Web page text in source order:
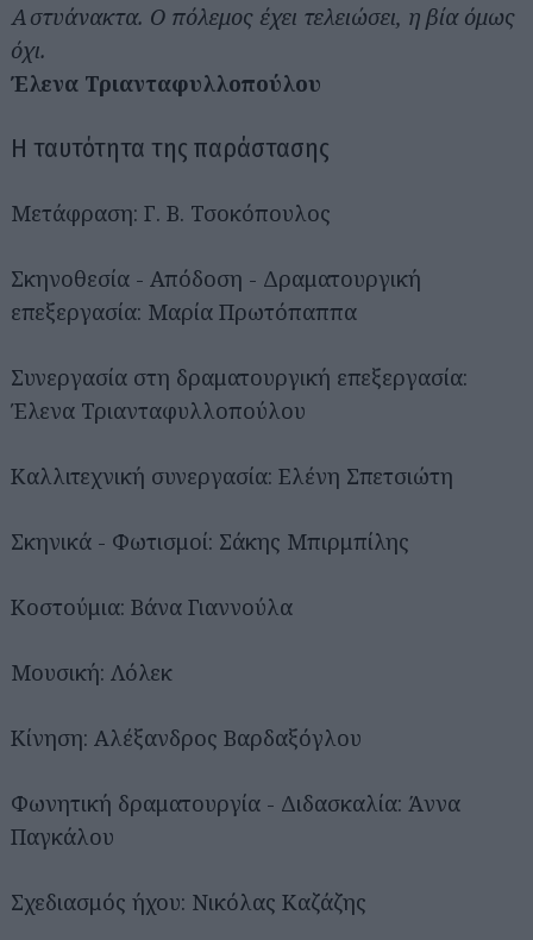
Αστυάνακτα. Ο πόλεμος έχει τελειώσει, η βία όμως
όχι.
Έλενα Τριανταφυλλοπούλου
Η ταυτότητα της παράστασης
Μετάφραση: Γ. Β. Τσοκόπουλος
Σκηνοθεσία - Απόδοση - Δραματουργική
επεξεργασία: Μαρία Πρωτόπαππα
Συνεργασία στη δραματουργική επεξεργασία:
Έλενα Τριανταφυλλοπούλου
Καλλιτεχνική συνεργασία: Ελένη Σπετσιώτη
Σκηνικά - Φωτισμοί: Σάκης Μπιρμπίλης
Κοστούμια: Βάνα Γιαννούλα
Μουσική: Λόλεκ
Κίνηση: Αλέξανδρος Βαρδαξόγλου
Φωνητική δραματουργία - Διδασκαλία: Άννα
Παγκάλου
Σχεδιασμός ήχου: Νικόλας Καζάζης